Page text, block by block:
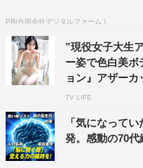
PR(合同会社デジタルファーム )
”現役女子大生
ー姿で色白美ボ
ョン』アザーカ
TV LIFE
「気になって
発。感動の70代